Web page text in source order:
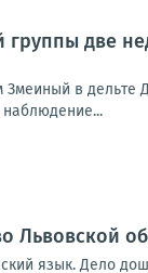
две
в дельте
Львовской
язык. Дело